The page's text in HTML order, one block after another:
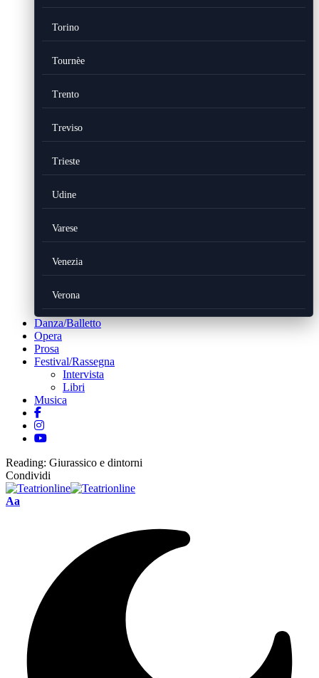
Torino
Tournèe
Trento
Treviso
Trieste
Udine
Varese
Venezia
Verona
Danza/Balletto
Opera
Prosa
Festival/Rassegna
Intervista
Libri
Musica
Reading: Giurassico e dintorni
Condividi
Font
Aa